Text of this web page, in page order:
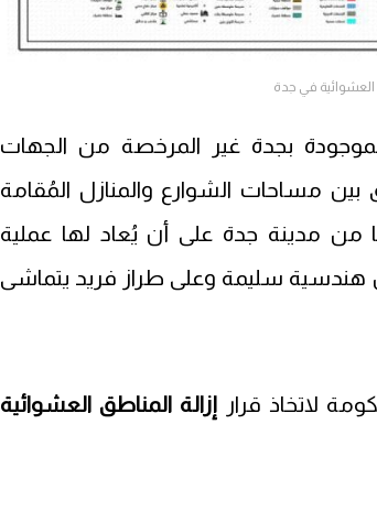
العشوائية في جدة
بجدة غير المرخصة من الجهات
بين مساحات الشوارع والمنازل المُقامة
من مدينة جدة على أن يُعاد لها عملية
هندسية سليمة وعلى طراز فريد يتماشى
لاتخاذ قرار إزالة المناطق العشوائية